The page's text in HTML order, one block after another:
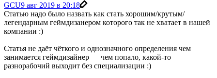
GCU9 авг 2019 в 20:18
Статью надо было назвать как стать хорошим/крутым/
легендарным геймдизанером которого так не хватает в нашей
компании :)
Статья не даёт чёткого и однозначного определения чем
занимается геймдизайнер — чем попало, какой-то
разнорабочий выходит без специализации :)